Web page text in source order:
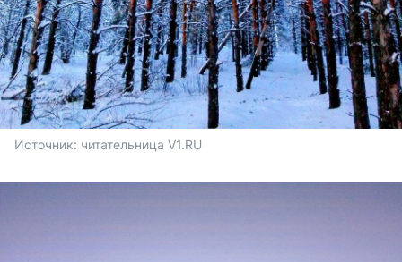
Источник: читательница V1.RU